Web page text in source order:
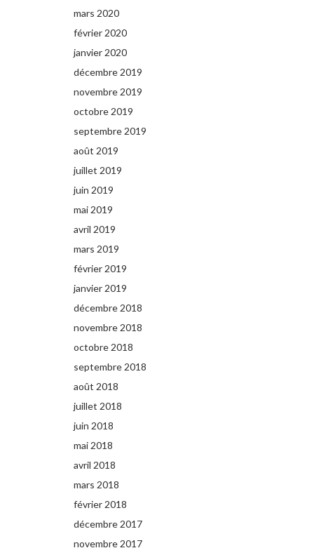
mars 2020
février 2020
janvier 2020
décembre 2019
novembre 2019
octobre 2019
septembre 2019
août 2019
juillet 2019
juin 2019
mai 2019
avril 2019
mars 2019
février 2019
janvier 2019
décembre 2018
novembre 2018
octobre 2018
septembre 2018
août 2018
juillet 2018
juin 2018
mai 2018
avril 2018
mars 2018
février 2018
décembre 2017
novembre 2017